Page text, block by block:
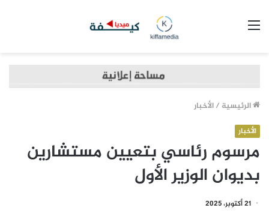
الرئيسية /الأخبار
الأخبار
مرسوم رئاسي بتعيين مستشارين
بديوان الوزير الأول
21 أكتوبر، 2025